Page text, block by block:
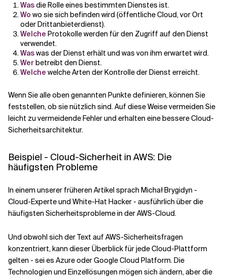
Wasdie Rolle eines bestimmten Dienstes ist.
Wo wo sie sich befinden wird (öffentliche Cloud, vor Ort
oder Drittanbieterdienst).
Welche Protokolle werden für den Zugriff auf den Dienst
verwendet.
Waswas der Dienst erhält und was von ihm erwartet wird.
Wer betreibt den Dienst.
Welche welche Arten der Kontrolle der Dienst erreicht.
Wenn Sie alle oben genannten Punkte definieren, können Sie
feststellen, ob sie nützlich sind. Auf diese Weise vermeiden Sie
leicht zu vermeidende Fehler und erhalten eine bessere Cloud-
Sicherheitsarchitektur.
Beispiel - Cloud-Sicherheit in AWS: Die
häufigsten Probleme
In einem unserer früheren Artikel sprach Michał Brygidyn -
Cloud-Experte und White-Hat Hacker - ausführlich über die
häufigsten Sicherheitsprobleme in der AWS-Cloud.
Und obwohl sich der Text auf AWS-Sicherheitsfragen
konzentriert, kann dieser Überblick für jede Cloud-Plattform
gelten - sei es Azure oder Google Cloud Platform. Die
Technologien und Einzellösungen mögen sich ändern, aber die